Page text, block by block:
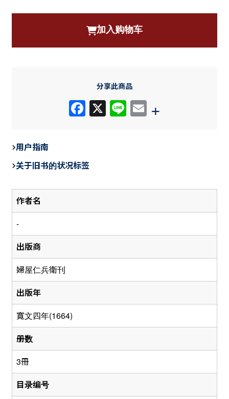
作者名
-
出版商
婦屋仁兵衛刊
出版年
寛文四年(1664)
册数
3冊
目录编号
加入购物车
分享此商品
F
e
b
o
o
X Li E
+
用户指南
关于旧书的状况标签